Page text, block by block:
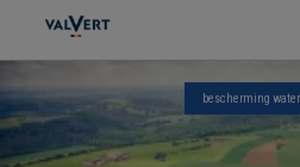
PLAATSELIJKE
bescherming